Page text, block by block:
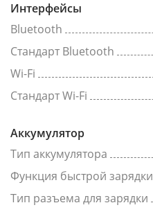
Интерфейсы
Bluetooth
Стандарт Bluetooth
Wi-Fi
Стандарт Wi-Fi
Аккумулятор
Тип аккумулятора
Функция быстрой зарядки
Тип разъема для зарядки